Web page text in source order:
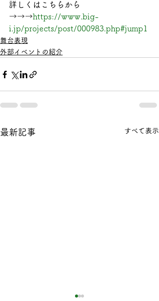
詳しくはこちらから
→→→https://www.big-
i.jp/projects/post/000983.php#jump1
舞台表現
外部イベントの紹介
最新記事 すべて表示